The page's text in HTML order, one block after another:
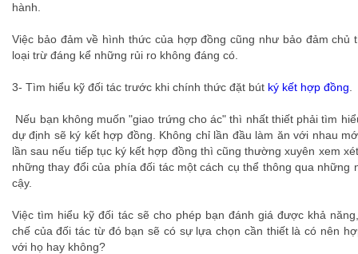
hành.
Việc bảo đảm về hình thức của hợp đồng cũng như bảo đảm chủ
loại trừ đáng kể những rủi ro không đáng có.
3- Tìm hiểu kỹ đối tác trước khi chính thức đặt bút ký kết hợp đồng
Nếu bạn không muốn "giao trứng cho ác" thì nhất thiết phải tìm
dự định sẽ ký kết hợp đồng. Không chỉ lần đầu làm ăn với nhau
lần sau nếu tiếp tục ký kết hợp đồng thì cũng thường xuyên xem
những thay đổi của phía đối tác một cách cụ thể thông qua những
cậy.
Việc tìm hiểu kỹ đối tác sẽ cho phép bạn đánh giá được khả
chế của đối tác từ đó bạn sẽ có sự lựa chọn cần thiết là có nên
với họ hay không?